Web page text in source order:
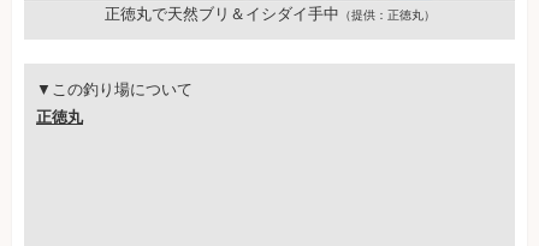
正徳丸で天然ブリ＆イシダイ手中 （提供：正徳丸）
▼この釣り場について
正徳丸